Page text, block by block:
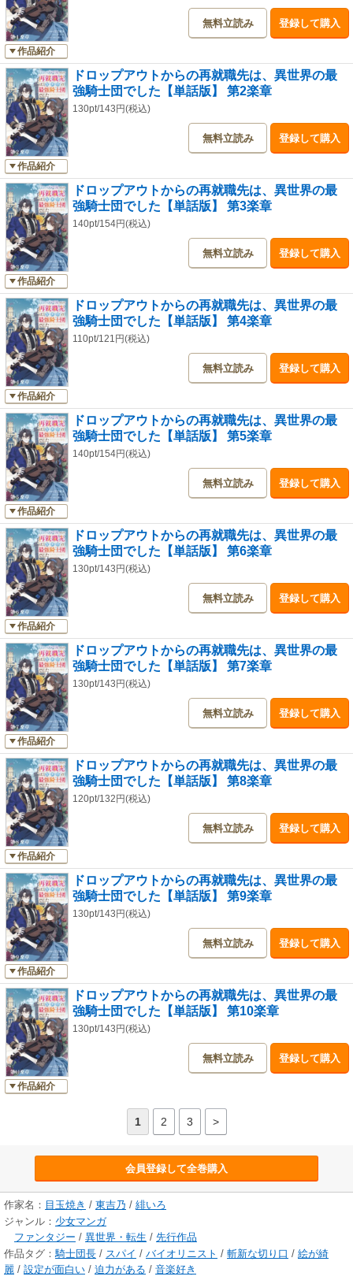
作品紹介
無料立読み 登録して購入
作品紹介
ドロップアウトからの再就職先は、異世界の最
強騎士団でした【単話版】 第2楽章
130pt/143円(税込)
無料立読み 登録して購入
作品紹介
ドロップアウトからの再就職先は、異世界の最
強騎士団でした【単話版】 第3楽章
140pt/154円(税込)
無料立読み 登録して購入
作品紹介
ドロップアウトからの再就職先は、異世界の最
強騎士団でした【単話版】 第4楽章
110pt/121円(税込)
無料立読み 登録して購入
作品紹介
ドロップアウトからの再就職先は、異世界の最
強騎士団でした【単話版】 第5楽章
140pt/154円(税込)
無料立読み 登録して購入
作品紹介
ドロップアウトからの再就職先は、異世界の最
強騎士団でした【単話版】 第6楽章
130pt/143円(税込)
無料立読み 登録して購入
作品紹介
ドロップアウトからの再就職先は、異世界の最
強騎士団でした【単話版】 第7楽章
130pt/143円(税込)
無料立読み 登録して購入
作品紹介
ドロップアウトからの再就職先は、異世界の最
強騎士団でした【単話版】 第8楽章
120pt/132円(税込)
無料立読み 登録して購入
作品紹介
ドロップアウトからの再就職先は、異世界の最
強騎士団でした【単話版】 第9楽章
130pt/143円(税込)
無料立読み 登録して購入
作品紹介
ドロップアウトからの再就職先は、異世界の最
強騎士団でした【単話版】 第10楽章
130pt/143円(税込)
無料立読み 登録して購入
1 2 3 >
会員登録して全巻購入
作家名： 目玉焼き / 東吉乃 / 緋いろ
ジャンル： 少女マンガ
ファンタジー / 異世界・転生 / 先行作品
作品タグ： 騎士団長 / スパイ / バイオリニスト / 斬新な切り口 / 絵が綺
麗 / 設定が面白い / 迫力がある / 音楽好き